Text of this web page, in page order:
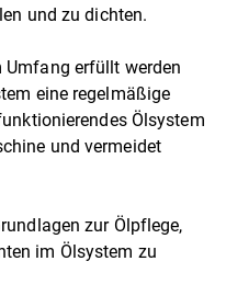
und zu dichten.
erfüllt werden
eine regelmäßige
Ölsystem
und vermeidet
zur Ölpflege,
im Ölsystem zu